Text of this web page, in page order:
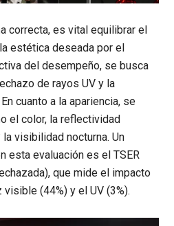
correcta, es vital equilibrar el
estética deseada por el
deldesempeño, se busca
de rayos UV y la
cuanto a laapariencia, se
el color, la reflectividad
visibilidad nocturna. Un
esta evaluación es elTSER
, que mide el impacto
(44%) y el UV (3%).